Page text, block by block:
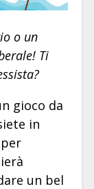
o un
Ti
gioco da
in
un bel